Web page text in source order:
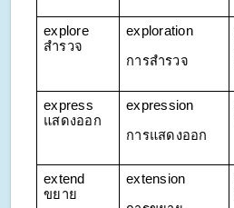
explore
สำรวจ
exploration
การสำรวจ
express
แสดงออก
expression
การแสดงออก
extend
ขยาย
extension